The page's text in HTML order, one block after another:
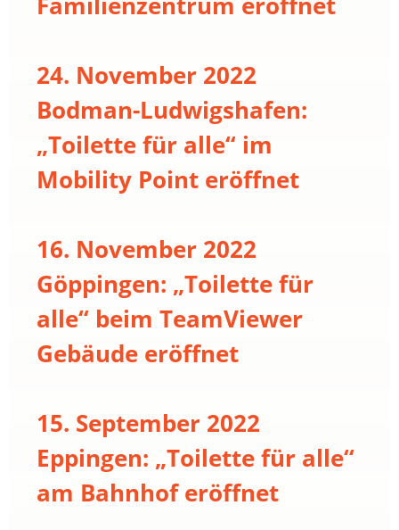
24. November 2022
Bodman-Ludwigshafen:
„Toilette für alle“ im
Mobility Point eröffnet
16. November 2022
Göppingen: „Toilette für
alle“ beim TeamViewer
Gebäude eröffnet
15. September 2022
Eppingen: „Toilette für alle“
am Bahnhof eröffnet